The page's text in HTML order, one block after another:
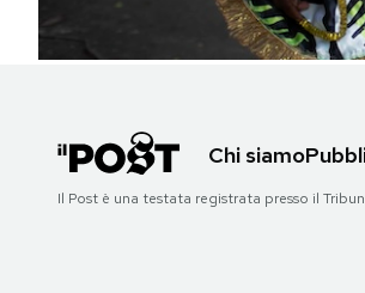
AREA PERSONALE
Chi siamo
Il Post è una testata registrata presso il